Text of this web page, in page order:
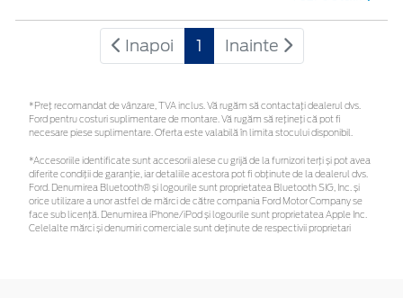
Inapoi 1 Inainte
*Preţ recomandat de vânzare, TVA inclus. Vă rugăm să contactaţi dealerul dvs.
Ford pentru costuri suplimentare de montare. Vă rugăm să rețineți că pot fi
necesare piese suplimentare. Oferta este valabilă în limita stocului disponibil.
*Accesoriile identificate sunt accesorii alese cu grijă de la furnizori terți și pot avea
diferite condiții de garanție, iar detaliile acestora pot fi obținute de la dealerul dvs.
Ford. Denumirea Bluetooth® și logourile sunt proprietatea Bluetooth SIG, Inc. și
orice utilizare a unor astfel de mărci de către compania Ford Motor Company se
face sub licență. Denumirea iPhone/iPod și logourile sunt proprietatea Apple Inc.
Celelalte mărci și denumiri comerciale sunt deținute de respectivii proprietari